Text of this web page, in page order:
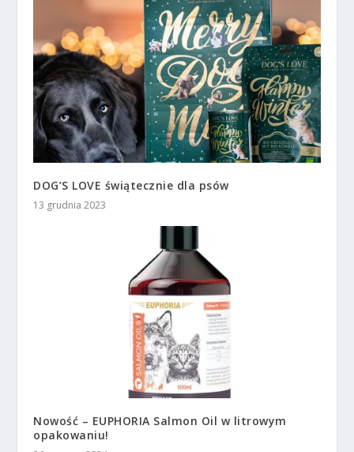
DOG’S LOVE świątecznie dla psów
13 grudnia 2023
Nowość – EUPHORIA Salmon Oil w litrowym
opakowaniu!